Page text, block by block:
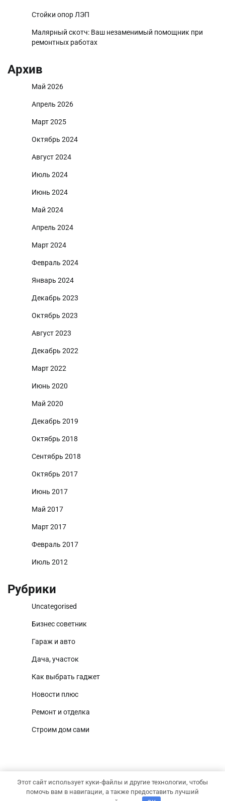
Стойки опор ЛЭП
Малярный скотч: Ваш незаменимый помощник при
ремонтных работах
Архив
Май 2026
Апрель 2026
Март 2025
Октябрь 2024
Август 2024
Июль 2024
Июнь 2024
Май 2024
Апрель 2024
Март 2024
Февраль 2024
Январь 2024
Декабрь 2023
Октябрь 2023
Август 2023
Декабрь 2022
Март 2022
Июнь 2020
Май 2020
Декабрь 2019
Октябрь 2018
Сентябрь 2018
Октябрь 2017
Июнь 2017
Май 2017
Март 2017
Февраль 2017
Июль 2012
Рубрики
Uncategorised
Бизнес советник
Гараж и авто
Дача, участок
Как выбрать гаджет
Новости плюс
Ремонт и отделка
Строим дом сами
Copyright © 2026Территория домаТема National
Этот сайт использует куки-файлы и другие технологии, чтобы
помочь вам в навигации, а также предоставить лучший